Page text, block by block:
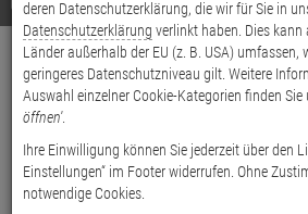
Sie
mindestens
Zeichen
ein,
um
Suche
noch
Kategorien
Suche
gestartet
Axis T94C01M J-
BOX PL Halterung
Produktmerkmale
Datenblatt drucken
deren Datenschutzerklärung, die wir für Sie in
Datenschutzerklärung verlinkt haben. Dies
Länder außerhalb der EU (z. B. USA) umfassen,
geringeres Datenschutzniveau gilt. Weitere
Auswahl einzelner Cookie-Kategorien finden Sie
öffnen'.
Ihre Einwilligung können Sie jederzeit über den
Einstellungen“ im Footer widerrufen. Ohne
notwendige Cookies.